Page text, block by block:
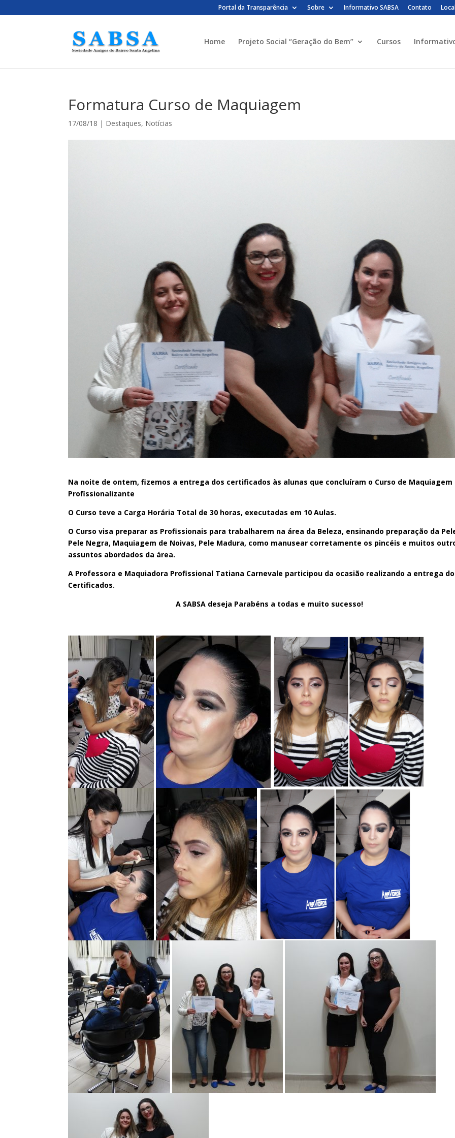
Portal da Transparência Sobre Informativo SABSA Contato
Home Projeto Social “Geração do Bem” Cursos Informativo
Formatura Curso de Maquiagem
17/08/18 | Destaques, Notícias
Na noite de ontem, fizemos a entrega dos certificados às alunas que concluíram o Curso de Maquiagem
Profissionalizante
O Curso teve a Carga Horária Total de 30 horas, executadas em 10 Aulas.
O Curso visa preparar as Profissionais para trabalharem na área da Beleza, ensinando preparação da
Pele Negra, Maquiagem de Noivas, Pele Madura, como manusear corretamente os pincéis e muitos
assuntos abordados da área.
A Professora e Maquiadora Profissional Tatiana Carnevale participou da ocasião realizando a entrega
Certificados.
A SABSA deseja Parabéns a todas e muito sucesso!